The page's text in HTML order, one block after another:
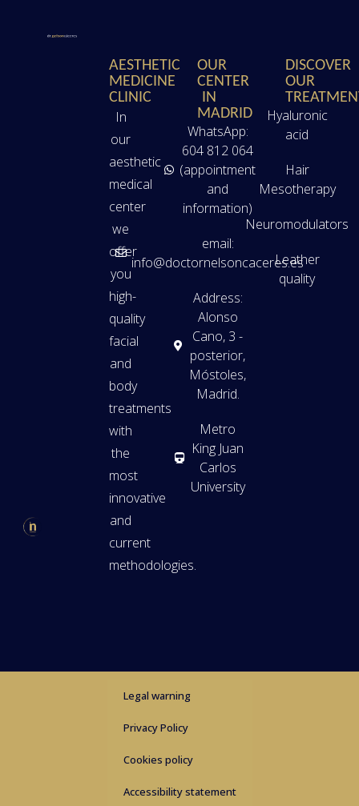
AESTHETIC
MEDICINE
CLINIC
In
our
aesthetic
medical
center
we
offer
you
high-
quality
facial
and
body
treatments
with
the
most
innovative
and
current
methodologies.
OUR
CENTER
IN
MADRID
WhatsApp:
604 812 064
(appointment
and
information)
email:
info@doctornelsoncaceres.es
Address:
Alonso
Cano, 3 -
posterior,
Móstoles,
Madrid.
Metro
King Juan
Carlos
University
DISCOVER
OUR
Hyaluronic
acid
Hair
Mesotherapy
Neuromodulators
Leather
quality
Legal warning
Privacy Policy
Cookies policy
Accessibility statement